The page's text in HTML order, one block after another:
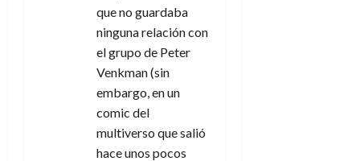
que no guardaba
ninguna relación con
el grupo de Peter
Venkman (sin
embargo, en un
comic del
multiverso que salió
hace unos pocos